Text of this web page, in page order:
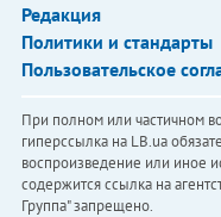
Редакция
Политики и стандарты
Пользовательское
При полном или частичном
гиперссылка на LB.ua
воспроизведение или иное
содержится ссылка на
Группа" запрещено.